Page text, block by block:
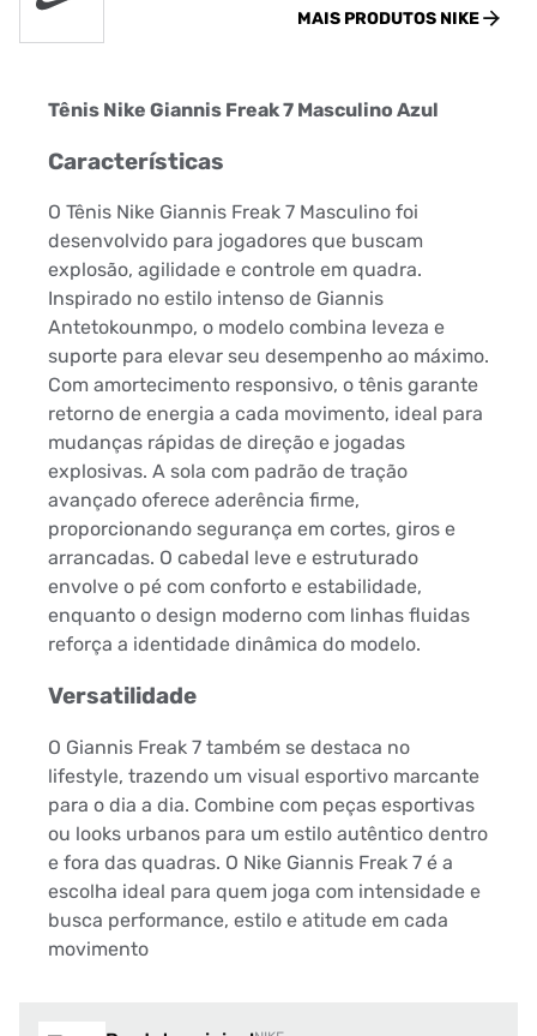
MAIS PRODUTOS NIKE
Tênis Nike Giannis Freak 7 Masculino Azul
Características
O Tênis Nike Giannis Freak 7 Masculino foi
desenvolvido para jogadores que buscam
explosão, agilidade e controle em quadra.
Inspirado no estilo intenso de Giannis
Antetokounmpo, o modelo combina leveza e
suporte para elevar seu desempenho ao máximo.
Com amortecimento responsivo, o tênis garante
retorno de energia a cada movimento, ideal para
mudanças rápidas de direção e jogadas
explosivas. A sola com padrão de tração
avançado oferece aderência firme,
proporcionando segurança em cortes, giros e
arrancadas. O cabedal leve e estruturado
envolve o pé com conforto e estabilidade,
enquanto o design moderno com linhas fluidas
reforça a identidade dinâmica do modelo.
Versatilidade
O Giannis Freak 7 também se destaca no
lifestyle, trazendo um visual esportivo marcante
para o dia a dia. Combine com peças esportivas
ou looks urbanos para um estilo autêntico dentro
e fora das quadras. O Nike Giannis Freak 7 é a
escolha ideal para quem joga com intensidade e
busca performance, estilo e atitude em cada
movimento